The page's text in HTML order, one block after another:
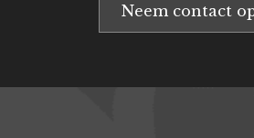
Neem contact